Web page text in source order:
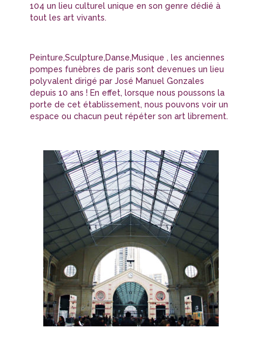
104 un lieu culturel unique en son genre dédié à
tout les art vivants.
Peinture,Sculpture,Danse,Musique , les anciennes
pompes funèbres de paris sont devenues un lieu
polyvalent dirigé par José Manuel Gonzales
depuis 10 ans ! En effet, lorsque nous poussons la
porte de cet établissement, nous pouvons voir un
espace ou chacun peut répéter son art librement.